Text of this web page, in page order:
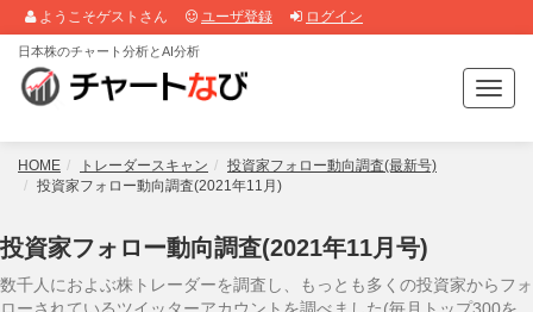
ようこそゲストさん ユーザ登録 ログイン
T
o
g
v
i
日本株のチャート分析とAI分析
HOME トレーダースキャン
投資家フォロー動向調査(最新号)
投資家フォロー動向調査(2021年11月)
投資家フォロー動向調査(2021年11月号)
数千人におよぶ株トレーダーを調査し、もっとも多くの投資家からフォ